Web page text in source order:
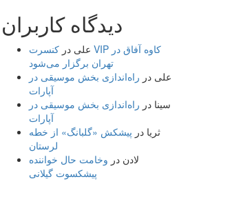
دیدگاه کاربران
علی درکنسرت VIP کاوه آفاق در
تهران برگزار می‌شود
علی در راه‌اندازی بخش موسیقی در
آپارات
سینا در راه‌اندازی بخش موسیقی در
آپارات
ثریا در پیشکش «گلبانگ» از خطه
لرستان
لادن در وخامت حال خواننده
پیشکسوت گیلانی